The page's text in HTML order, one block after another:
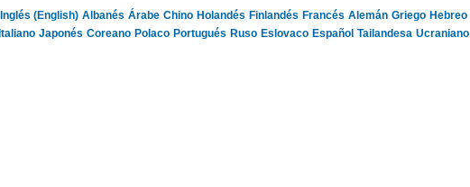
Inglés (English) Albanés Árabe Chino Holandés Finlandés Francés Alemán Griego Hebreo
Italiano Japonés Coreano Polaco Portugués Ruso Eslovaco Español Tailandesa Ucraniano